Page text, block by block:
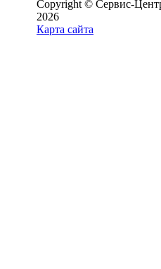
Copyright © Сервис-
2026
Карта сайта